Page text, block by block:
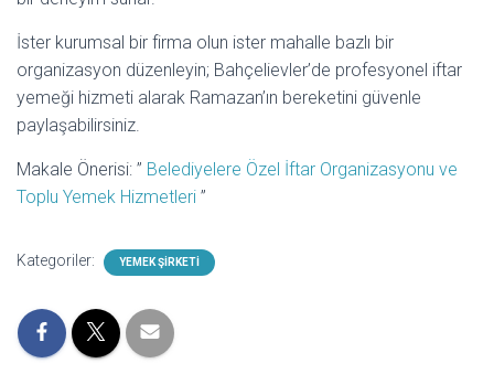
İster kurumsal bir firma olun ister mahalle bazlı bir
organizasyon düzenleyin; Bahçelievler’de profesyonel iftar
yemeği hizmeti alarak Ramazan’ın bereketini güvenle
paylaşabilirsiniz.
Makale Önerisi: ” Belediyelere Özel İftar Organizasyonu ve
Toplu Yemek Hizmetleri ”
Kategoriler: YEMEK ŞIRKETI